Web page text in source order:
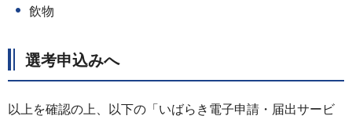
飲物
選考申込みへ
以上を確認の上、以下の「いばらき電子申請・届出サービ